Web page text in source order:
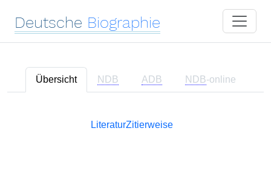
Deutsche Biographie
Übersicht NDB ADB NDB-online
LiteraturZitierweise